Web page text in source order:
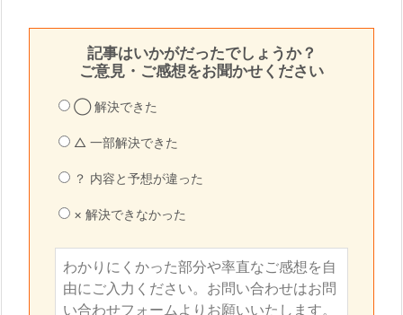
記事はいかがだったでしょうか？
ご意見・ご感想をお聞かせください
◯ 解決できた
△ 一部解決できた
？ 内容と予想が違った
× 解決できなかった